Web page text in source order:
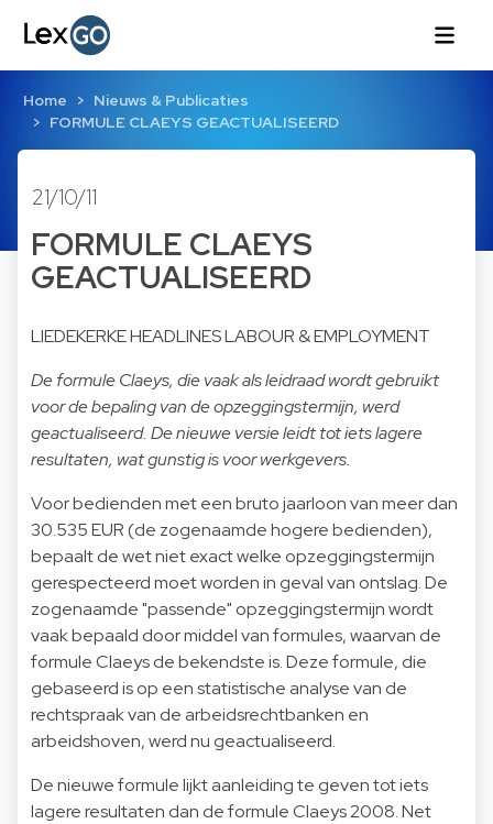
Home
Nieuws & Publicaties
FORMULE CLAEYS GEACTUALISEERD
21/10/11
FORMULE CLAEYS
GEACTUALISEERD
LIEDEKERKE HEADLINES LABOUR & EMPLOYMENT
De formule Claeys, die vaak als leidraad wordt gebruikt
voor de bepaling van de opzeggingstermijn, werd
geactualiseerd. De nieuwe versie leidt tot iets lagere
resultaten, wat gunstig is voor werkgevers.
Voor bedienden met een bruto jaarloon van meer dan
30.535 EUR (de zogenaamde hogere bedienden),
bepaalt de wet niet exact welke opzeggingstermijn
gerespecteerd moet worden in geval van ontslag. De
zogenaamde "passende" opzeggingstermijn wordt
vaak bepaald door middel van formules, waarvan de
formule Claeys de bekendste is. Deze formule, die
gebaseerd is op een statistische analyse van de
rechtspraak van de arbeidsrechtbanken en
arbeidshoven, werd nu geactualiseerd.
De nieuwe formule lijkt aanleiding te geven tot iets
lagere resultaten dan de formule Claeys 2008. Net